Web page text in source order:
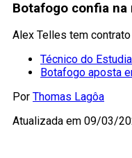
Botafogo confia na
Alex Telles tem
Técnico do
Botafogo aposta
Por Thomas Lagôa
Atualizada em 09/03/